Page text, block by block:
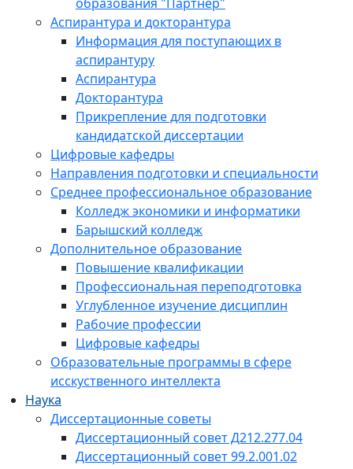
Аспирантура и докторантура
Информация для поступающих в
аспирантуру
Аспирантура
Докторантура
Прикрепление для подготовки
кандидатской диссертации
Цифровые кафедры
Направления подготовки и специальности
Среднее профессиональное образование
Колледж экономики и информатики
Барышский колледж
Дополнительное образование
Повышение квалификации
Профессиональная переподготовка
Углубленное изучение дисциплин
Рабочие профессии
Цифровые кафедры
Образовательные программы в сфере
исскуственного интеллекта
Наука
Диссертационные советы
Диссертационный совет Д212.277.04
Диссертационный совет 99.2.001.02